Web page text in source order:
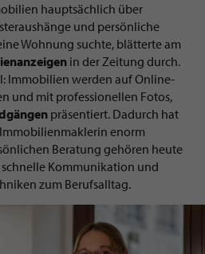
hauptsächlich über
und persönliche
Wohnung suchte, blätterte am
in der Zeitung durch.
Immobilien werden auf Online-
und mit professionellen Fotos,
präsentiert. Dadurch hat
enorm
Beratung gehören heute
schnelle Kommunikation und
zum Berufsalltag.